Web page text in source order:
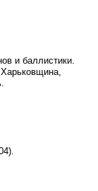
и баллистики.